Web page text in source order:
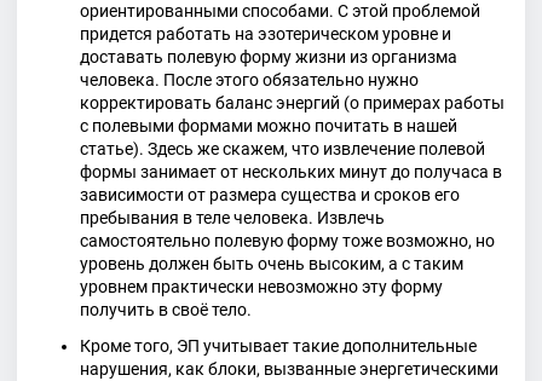
ориентированными способами. С этой проблемой
придется работать на эзотерическом уровне и
доставать полевую форму жизни из организма
человека. После этого обязательно нужно
корректировать баланс энергий (о примерах работы
с полевыми формами можно почитать в нашей
статье). Здесь же скажем, что извлечение полевой
формы занимает от нескольких минут до получаса в
зависимости от размера существа и сроков его
пребывания в теле человека. Извлечь
самостоятельно полевую форму тоже возможно, но
уровень должен быть очень высоким, а с таким
уровнем практически невозможно эту форму
получить в своё тело.
Кроме того, ЭП учитывает такие дополнительные
нарушения, как блоки, вызванные энергетическими